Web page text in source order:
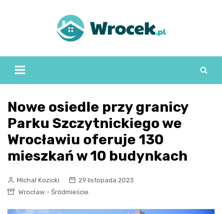
Nowe osiedle przy granicy
Parku Szczytnickiego we
Wrocławiu oferuje 130
mieszkań w 10 budynkach
Michał Kozicki
29 listopada 2023
Wrocław - Śródmieście